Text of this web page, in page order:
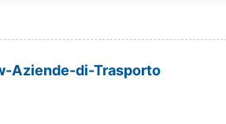
Aziende-di-Trasporto